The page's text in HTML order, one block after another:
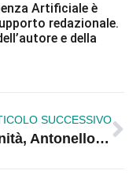
Artificiale è
redazionale.
e della
SUCCESSIVO
Sanità, Antonello Graziano resta al timone dell’Asp di Crotone